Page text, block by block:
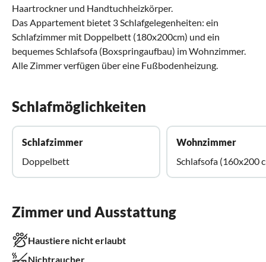
Haartrockner und Handtuchheizkörper.
Das Appartement bietet 3 Schlafgelegenheiten: ein
Schlafzimmer mit Doppelbett (180x200cm) und ein
bequemes Schlafsofa (Boxspringaufbau) im Wohnzimmer.
Alle Zimmer verfügen über eine Fußbodenheizung.
Schlafmöglichkeiten
Schlafzimmer
Doppelbett
Wohnzimmer
Schlafsofa (160x200
Zimmer und Ausstattung
Haustiere nicht erlaubt
Nichtraucher